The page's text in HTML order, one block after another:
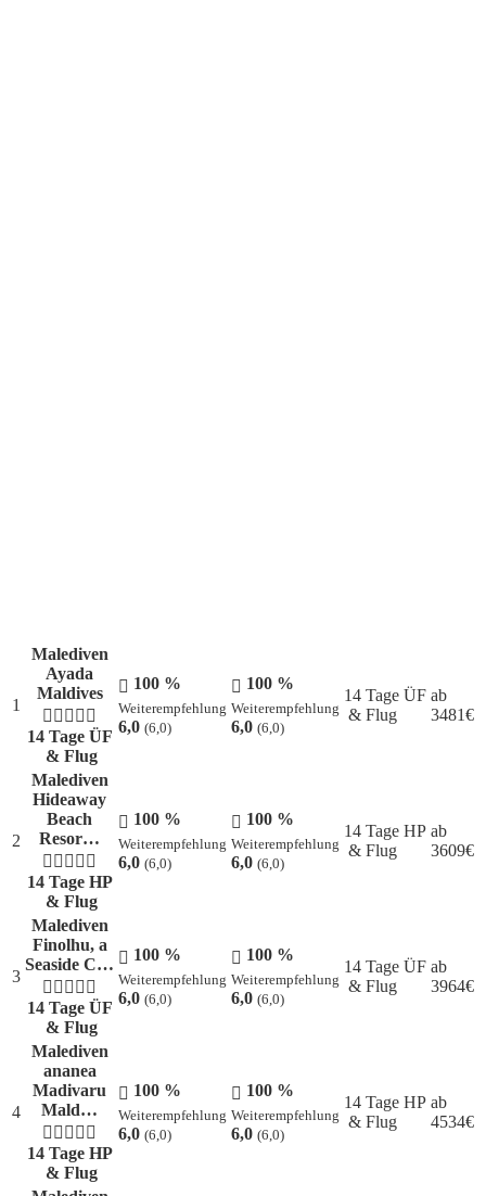
1
Malediven
Ayada
Maldives
14 Tage ÜF
& Flug
100 %
Weiterempfehlung
6,0 (6,0)
100 %
Weiterempfehlung
6,0 (6,0)
14 Tage ÜF
& Flug
ab
3481€
2
Malediven
Hideaway
Beach
Resor…
14 Tage HP
& Flug
100 %
Weiterempfehlung
6,0 (6,0)
100 %
Weiterempfehlung
6,0 (6,0)
14 Tage HP
& Flug
ab
3609€
3
Malediven
Finolhu, a
Seaside C…
14 Tage ÜF
& Flug
100 %
Weiterempfehlung
6,0 (6,0)
100 %
Weiterempfehlung
6,0 (6,0)
14 Tage ÜF
& Flug
ab
3964€
4
Malediven
ananea
Madivaru
Mald…
14 Tage HP
& Flug
100 %
Weiterempfehlung
6,0 (6,0)
100 %
Weiterempfehlung
6,0 (6,0)
14 Tage HP
& Flug
ab
4534€